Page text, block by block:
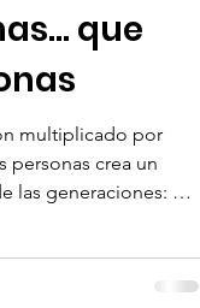
que
multiplicado por
personas crea un
las generaciones: de